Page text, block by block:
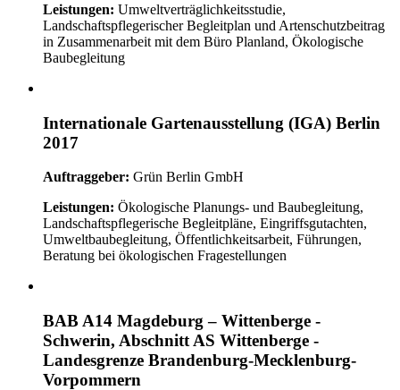
Leistungen: Umweltverträglichkeitsstudie,
Landschaftspflegerischer Begleitplan und Artenschutzbeitrag
in Zusammenarbeit mit dem Büro Planland, Ökologische
Baubegleitung
Internationale Gartenausstellung (IGA) Berlin
2017
Auftraggeber: Grün Berlin GmbH
Leistungen: Ökologische Planungs- und Baubegleitung,
Landschaftspflegerische Begleitpläne, Eingriffsgutachten,
Umweltbaubegleitung, Öffentlichkeitsarbeit, Führungen,
Beratung bei ökologischen Fragestellungen
BAB A14 Magdeburg – Wittenberge -
Schwerin, Abschnitt AS Wittenberge -
Landesgrenze Brandenburg-Mecklenburg-
Vorpommern